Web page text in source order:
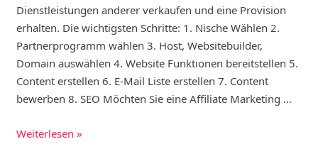
Dienstleistungen anderer verkaufen und eine Provision
erhalten. Die wichtigsten Schritte: 1. Nische Wählen 2.
Partnerprogramm wählen 3. Host, Websitebuilder,
Domain auswählen 4. Website Funktionen bereitstellen 5.
Content erstellen 6. E-Mail Liste erstellen 7. Content
bewerben 8. SEO Möchten Sie eine Affiliate Marketing …
Jetzt
Weiterlesen »